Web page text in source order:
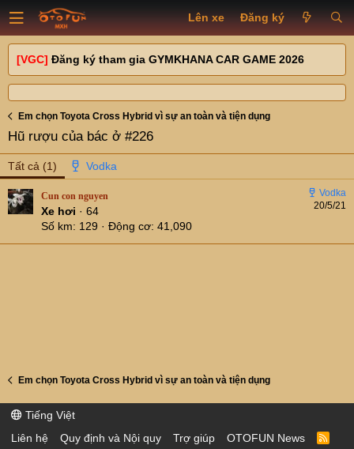
Lên xe Đăng ký
[VGC] Đăng ký tham gia GYMKHANA CAR GAME 2026
Em chọn Toyota Cross Hybrid vì sự an toàn và tiện dụng
Hũ rượu của bác ở #226
Tất cả (1)
20/5/21
Cun con nguyen
Xe hơi · 64
Số km
129 Động cơ 41,090
Em chọn Toyota Cross Hybrid vì sự an toàn và tiện dụng
Tiếng Việt
Liên hệ
Quy định và Nội quy Trợ giúp OTOFUN News
R